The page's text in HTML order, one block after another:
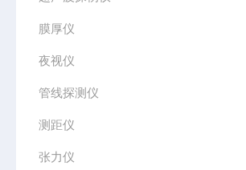
膜厚仪
夜视仪
管线探测仪
测距仪
张力仪